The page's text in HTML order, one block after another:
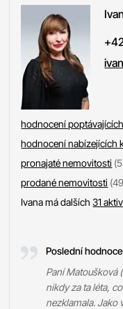
hodnocení
hodnocení nabízejících
pronajaté nemovitosti
prodané nemovitosti
Ivana má dalších31
Poslední
Paní Matoušková
nikdy za ta léta,
nezklamala. Jako